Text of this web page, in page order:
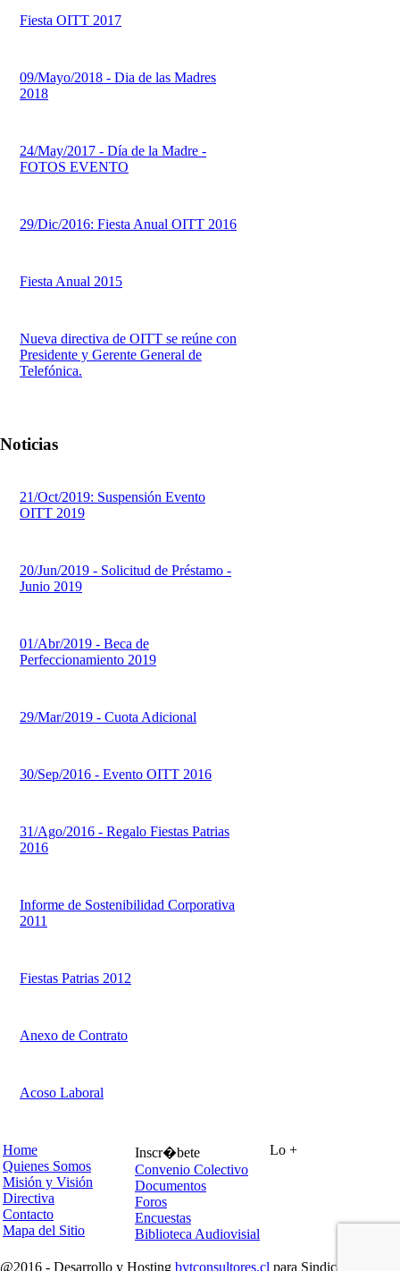
Fiesta OITT 2017
09/Mayo/2018 - Dia de las Madres
2018
24/May/2017 - Día de la Madre -
FOTOS EVENTO
29/Dic/2016: Fiesta Anual OITT 2016
Fiesta Anual 2015
Nueva directiva de OITT se reúne con
Presidente y Gerente General de
Telefónica.
Noticias
21/Oct/2019: Suspensión Evento
OITT 2019
20/Jun/2019 - Solicitud de Préstamo -
Junio 2019
01/Abr/2019 - Beca de
Perfeccionamiento 2019
29/Mar/2019 - Cuota Adicional
30/Sep/2016 - Evento OITT 2016
31/Ago/2016 - Regalo Fiestas Patrias
2016
Informe de Sostenibilidad Corporativa
2011
Fiestas Patrias 2012
Anexo de Contrato
Acoso Laboral
Home
Quienes Somos
Misión y Visión
Directiva
Contacto
Mapa del Sitio
Inscr�bete
Convenio Colectivo
Documentos
Foros
Encuestas
Biblioteca Audiovisial
Lo +
@2016 - Desarrollo y Hosting bytconsultores.cl para Sindicato OITT